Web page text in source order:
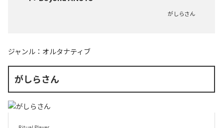
がしらさん
ジャンル： オルタナティブ
がしらさん